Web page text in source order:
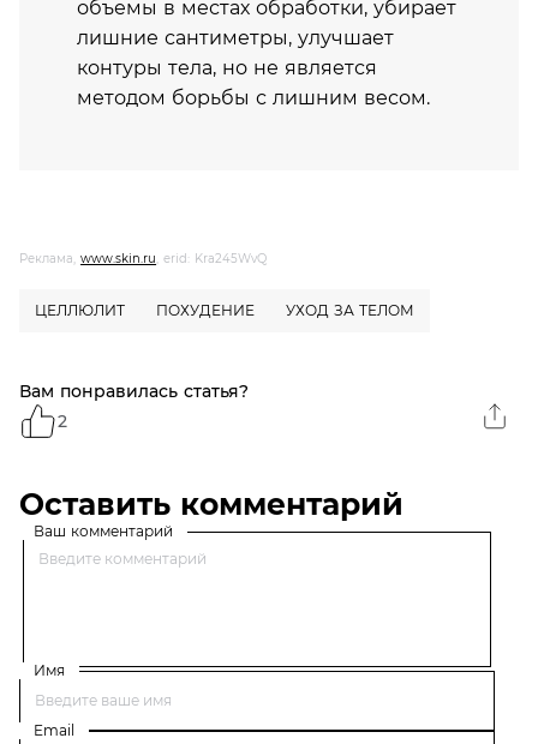
объемы в местах обработки, убирает
лишние сантиметры, улучшает
контуры тела, но не является
методом борьбы с лишним весом.
Реклама, www.skin.ru, erid: Kra245WvQ
ЦЕЛЛЮЛИТ ПОХУДЕНИЕ УХОД ЗА ТЕЛОМ
Вам понравилась статья?
2
Оставить комментарий
Ваш комментарий
Имя
Email